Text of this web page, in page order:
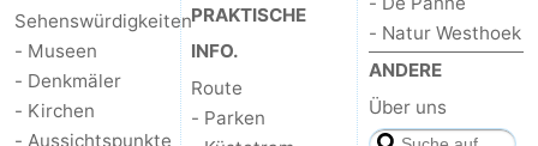
Sehenswürdigkeiten
- Museen
- Denkmäler
- Kirchen
- Aussichtspunkte
PRAKTISCHE
INFO.
Route
- Parken
- Natur Westhoek
ANDERE
Über uns